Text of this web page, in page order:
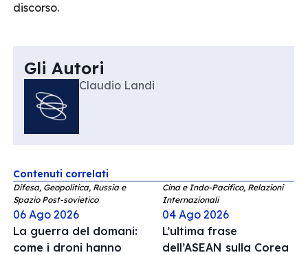
discorso.
Gli Autori
Claudio Landi
Contenuti correlati
Difesa, Geopolitica, Russia e
Spazio Post-sovietico
06 Ago 2026
La guerra del domani:
come i droni hanno
Cina e Indo-Pacifico, Relazioni
Internazionali
04 Ago 2026
L’ultima frase
dell’ASEAN sulla Corea